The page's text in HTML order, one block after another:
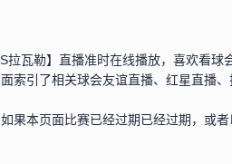
拉瓦勒】直播准时在线播放，喜欢看球
索引了相关球会友谊直播、红星直播、
果本页面比赛已经过期已经过期，或